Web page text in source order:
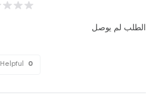
الطلب لم يوصل
Helpful 0